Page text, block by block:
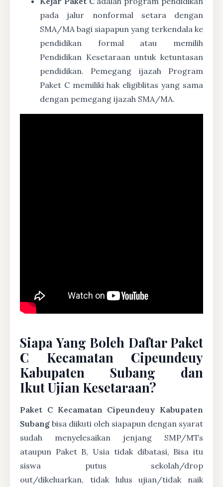
pada jalur nonformal setara dengan
SMA/MA bagi siapapun yang terkendala ke
pendidikan formal atau memilih
Pendidikan Kesetaraan untuk ketuntasan
pendidikan. Pemegang ijazah Program
Paket C memiliki hak eligiblitas yang sama
dengan pemegang ijazah SMA/MA.
Siapa Yang Boleh Daftar Paket
C Kecamatan Cipeundeuy
Kabupaten Subang dan
Ikut Ujian Kesetaraan?
Paket C Kecamatan Cipeundeuy Kabupaten
Subang bisa diikuti oleh siapapun dengan syarat
sudah menyelesaikan jenjang SMP/MTs
ataupun Paket B, Usia tidak dibatasi, Bisa itu
siswa putus sekolah/drop
out/dikeluarkan, tidak lulus ujian/tidak naik